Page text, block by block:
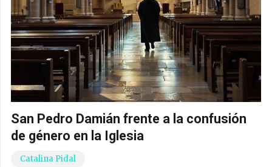
San Pedro Damián frente a la confusión
de género en la Iglesia
Catalina Pidal